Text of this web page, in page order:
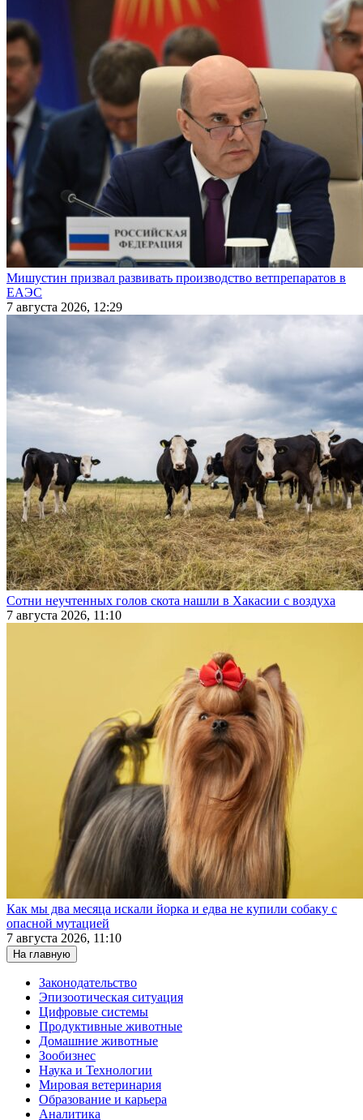
Мишустин призвал развивать производство ветпрепаратов в
ЕАЭС
7 августа 2026, 12:29
Сотни неучтенных голов скота нашли в Хакасии с воздуха
7 августа 2026, 11:10
Как мы два месяца искали йорка и едва не купили собаку с
опасной мутацией
7 августа 2026, 11:10
На главную
Законодательство
Эпизоотическая ситуация
Цифровые системы
Продуктивные животные
Домашние животные
Зообизнес
Наука и Технологии
Мировая ветеринария
Образование и карьера
Аналитика